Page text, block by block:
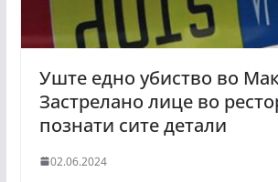
Уште едно убиство во
Застрелано лице во
познати сите детали
02.06.2024